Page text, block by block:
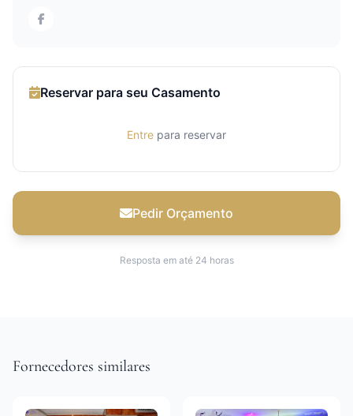
Reservar para seu Casamento
Entre para reservar
Pedir Orçamento
Resposta em até 24 horas
Fornecedores similares